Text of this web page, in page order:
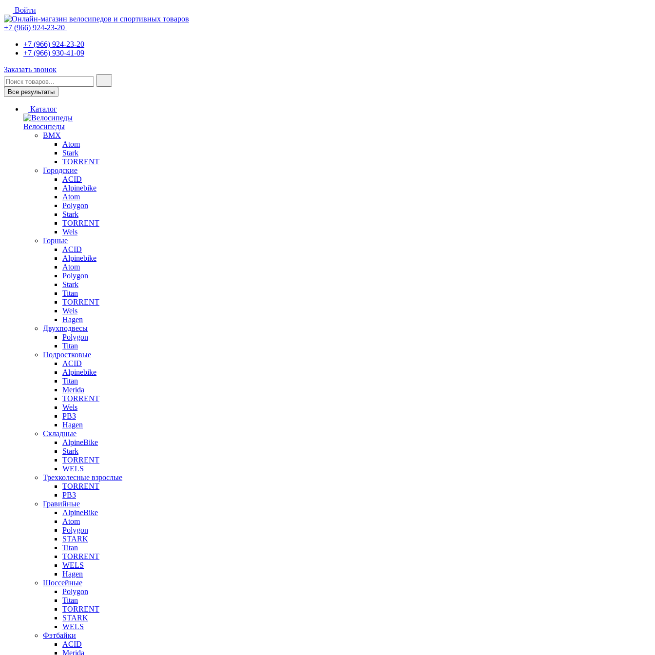
Войти
+7 (966) 924-23-20
+7 (966) 924-23-20
+7 (966) 930-41-09
Заказать звонок
Все результаты
Каталог
Велосипеды
BMX
Atom
Stark
TORRENT
Городские
ACID
Alpinebike
Atom
Polygon
Stark
TORRENT
Wels
Горные
ACID
Alpinebike
Atom
Polygon
Stark
Titan
TORRENT
Wels
Hagen
Двухподвесы
Polygon
Titan
Подростковые
ACID
Alpinebike
Titan
Merida
TORRENT
Wels
РВЗ
Hagen
Складные
AlpineBike
Stark
TORRENT
WELS
Трехколесные взрослые
TORRENT
РВЗ
Гравийные
AlpineBike
Atom
Polygon
STARK
Titan
TORRENT
WELS
Hagen
Шоссейные
Polygon
Titan
TORRENT
STARK
WELS
Фэтбайки
ACID
Merida